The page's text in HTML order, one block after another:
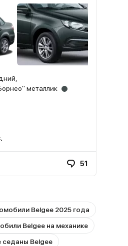
металлик
51
Belgee 2025 года
Belgee на механике
седаны Belgee